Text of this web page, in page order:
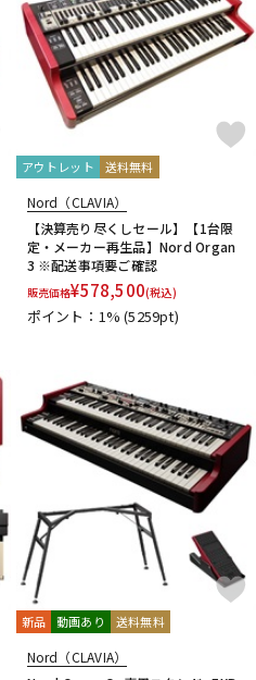
電子ピアノ
その他楽器
エフェクター
楽器アクセサリ
ヴィンテージ
アウトレット 送料無料
Nord（CLAVIA）
【決算売り尽くしセール】【1台限
定・メーカー再生品】Nord Organ
3 ※配送事項要ご確認
販売価格¥578,500(税込)
ポイント：1%(5259pt)
新品 動画あり 送料無料
Nord（CLAVIA）